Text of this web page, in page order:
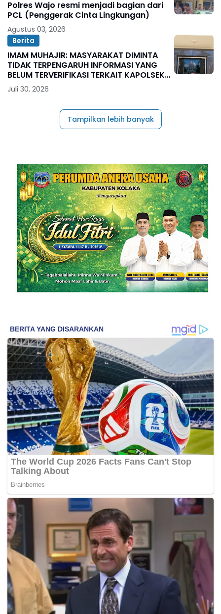
Polres Wajo resmi menjadi bagian dari
PCL (Penggerak Cinta Lingkungan)
Agustus 03, 2026
Berita
IMAM MUHAJIR: MASYARAKAT DIMINTA
TIDAK TERPENGARUH INFORMASI YANG
BELUM TERVERIFIKASI TERKAIT KAPOLSEK
BOLO
Juli 30, 2026
Tampilkan lebih banyak